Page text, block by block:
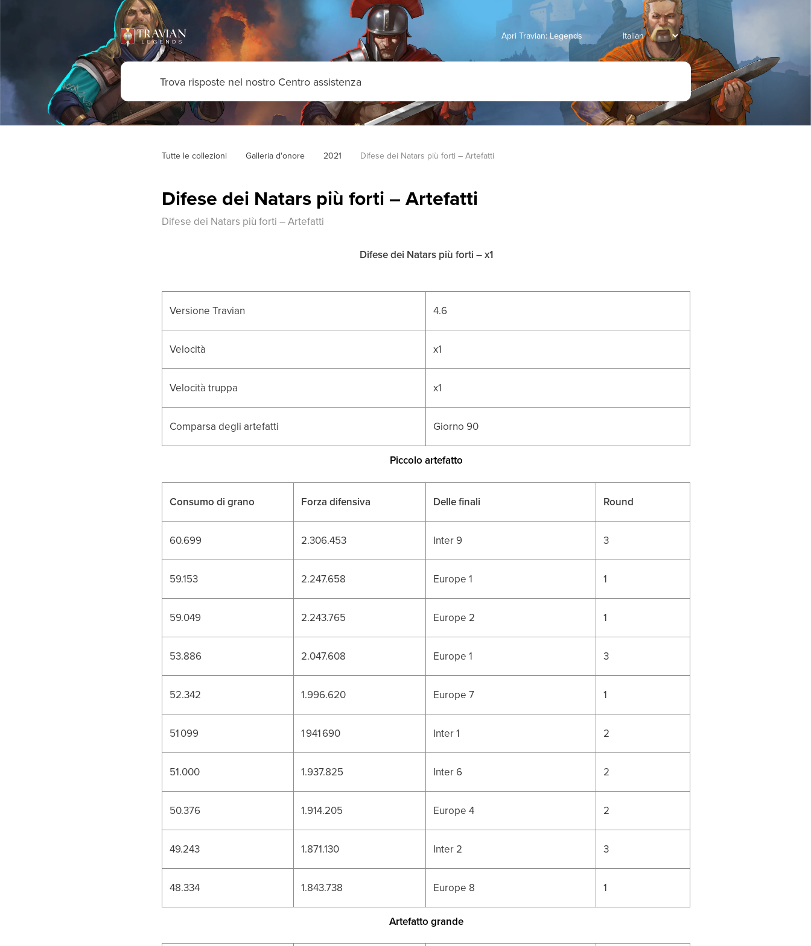
Apri Travian: Legends
Tutte le collezioni Galleria d'onore 2021 Difese dei Natars più forti – Artefatti
Difese dei Natars più forti – Artefatti
Difese dei Natars più forti – Artefatti
Difese dei Natars più forti – x1
Versione Travian 4.6
Velocità x1
Velocità truppa x1
Comparsa degli artefatti Giorno 90
Piccolo artefatto
Consumo di grano Forza difensiva Delle finali Round
60.699 2.306.453 Inter 9 3
59.153 2.247.658 Europe 1 1
59.049 2.243.765 Europe 2 1
53.886 2.047.608 Europe 1 3
52.342 1.996.620 Europe 7 1
51 099 1 941 690 Inter 1 2
51.000 1.937.825 Inter 6 2
50.376 1.914.205 Europe 4 2
49.243 1.871.130 Inter 2 3
48.334 1.843.738 Europe 8 1
Artefatto grande